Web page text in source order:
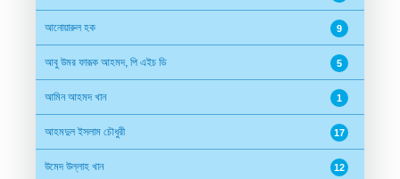
আনোয়ারুল হক 9
আবু উমর ফারূক আহমদ, পি এইচ ডি 5
আমিন আহমদ খান 1
আহমদুল ইসলাম চৌধুরী 17
উমেদ উল্লাহ খান 12